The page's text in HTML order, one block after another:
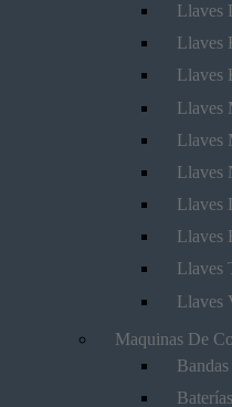
Llaves
Llaves
Llaves
Llaves
Llaves
Llaves
Llaves
Llaves
Llaves
Llaves
Maquinas De